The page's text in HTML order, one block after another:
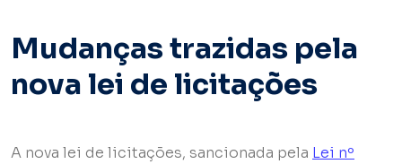
Mudanças trazidas pela
nova lei de licitações
A nova lei de licitações, sancionada pela Lei nº